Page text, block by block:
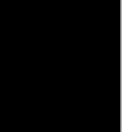
puedes
prioridad y te